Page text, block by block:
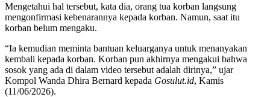
Mengetahui hal tersebut, kata dia, orang tua korban langsung
mengonfirmasi kebenarannya kepada korban. Namun, saat itu
korban belum mengaku.
“Ia kemudian meminta bantuan keluarganya untuk menanyakan
kembali kepada korban. Korban pun akhirnya mengakui bahwa
sosok yang ada di dalam video tersebut adalah dirinya,” ujar
Kompol Wanda Dhira Bernard kepada Gosulut.id, Kamis
(11/06/2026).